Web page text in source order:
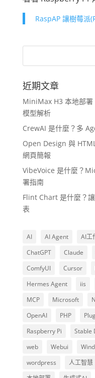
RaspAP 讓樹莓派
近期文章
MiniMax H3 本地部
模型解析
CrewAI 是什麼？多
Open Design 與
網頁簡報
VibeVoice 是什麼？
署指南
Flint Chart 是什麼？
表
AI AI Agent AI工
ChatGPT
Claude
ComfyUI
Cursor
Hermes Agent
iis
MCP
Microsoft
OpenAI
PHP
Raspberry Pi
Stable
web
Webui
wordpress
人工智慧